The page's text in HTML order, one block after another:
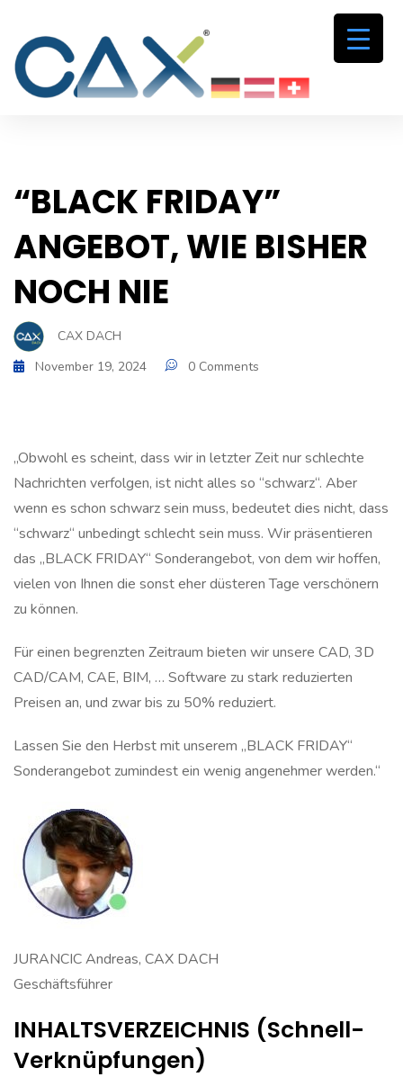
“BLACK FRIDAY”
ANGEBOT, WIE BISHER
NOCH NIE
CAX DACH
November 19, 2024
0 Comments
„Obwohl es scheint, dass wir in letzter Zeit nur schlechte
Nachrichten verfolgen, ist nicht alles so “schwarz“. Aber
wenn es schon schwarz sein muss, bedeutet dies nicht, dass
“schwarz“ unbedingt schlecht sein muss. Wir präsentieren
das „BLACK FRIDAY“ Sonderangebot, von dem wir hoffen,
vielen von Ihnen die sonst eher düsteren Tage verschönern
zu können.
Für einen begrenzten Zeitraum bieten wir unsere CAD, 3D
CAD/CAM, CAE, BIM, … Software zu stark reduzierten
Preisen an, und zwar bis zu 50% reduziert.
Lassen Sie den Herbst mit unserem „BLACK FRIDAY“
Sonderangebot zumindest ein wenig angenehmer werden.“
JURANCIC Andreas, CAX DACH
Geschäftsführer
INHALTSVERZEICHNIS (Schnell-
Verknüpfungen)